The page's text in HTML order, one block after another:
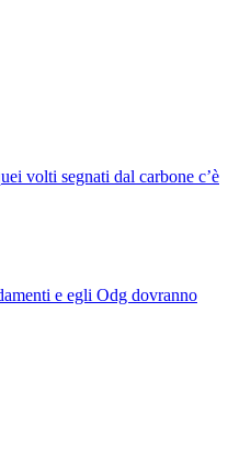
volti segnati dal carbone c’è
e egli Odg dovranno